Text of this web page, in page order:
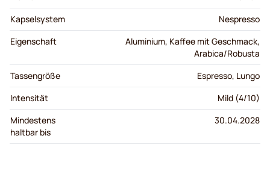
Kapselsystem
Nespresso
Eigenschaft
Aluminium, Kaffee mit Geschmack,
Arabica/Robusta
Tassengröße
Espresso, Lungo
Intensität
Mild (4/10)
Mindestens
haltbar bis
30.04.2028